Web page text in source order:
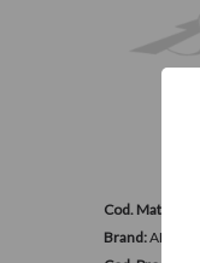
Cod. Materiale:
Brand:ALPHA